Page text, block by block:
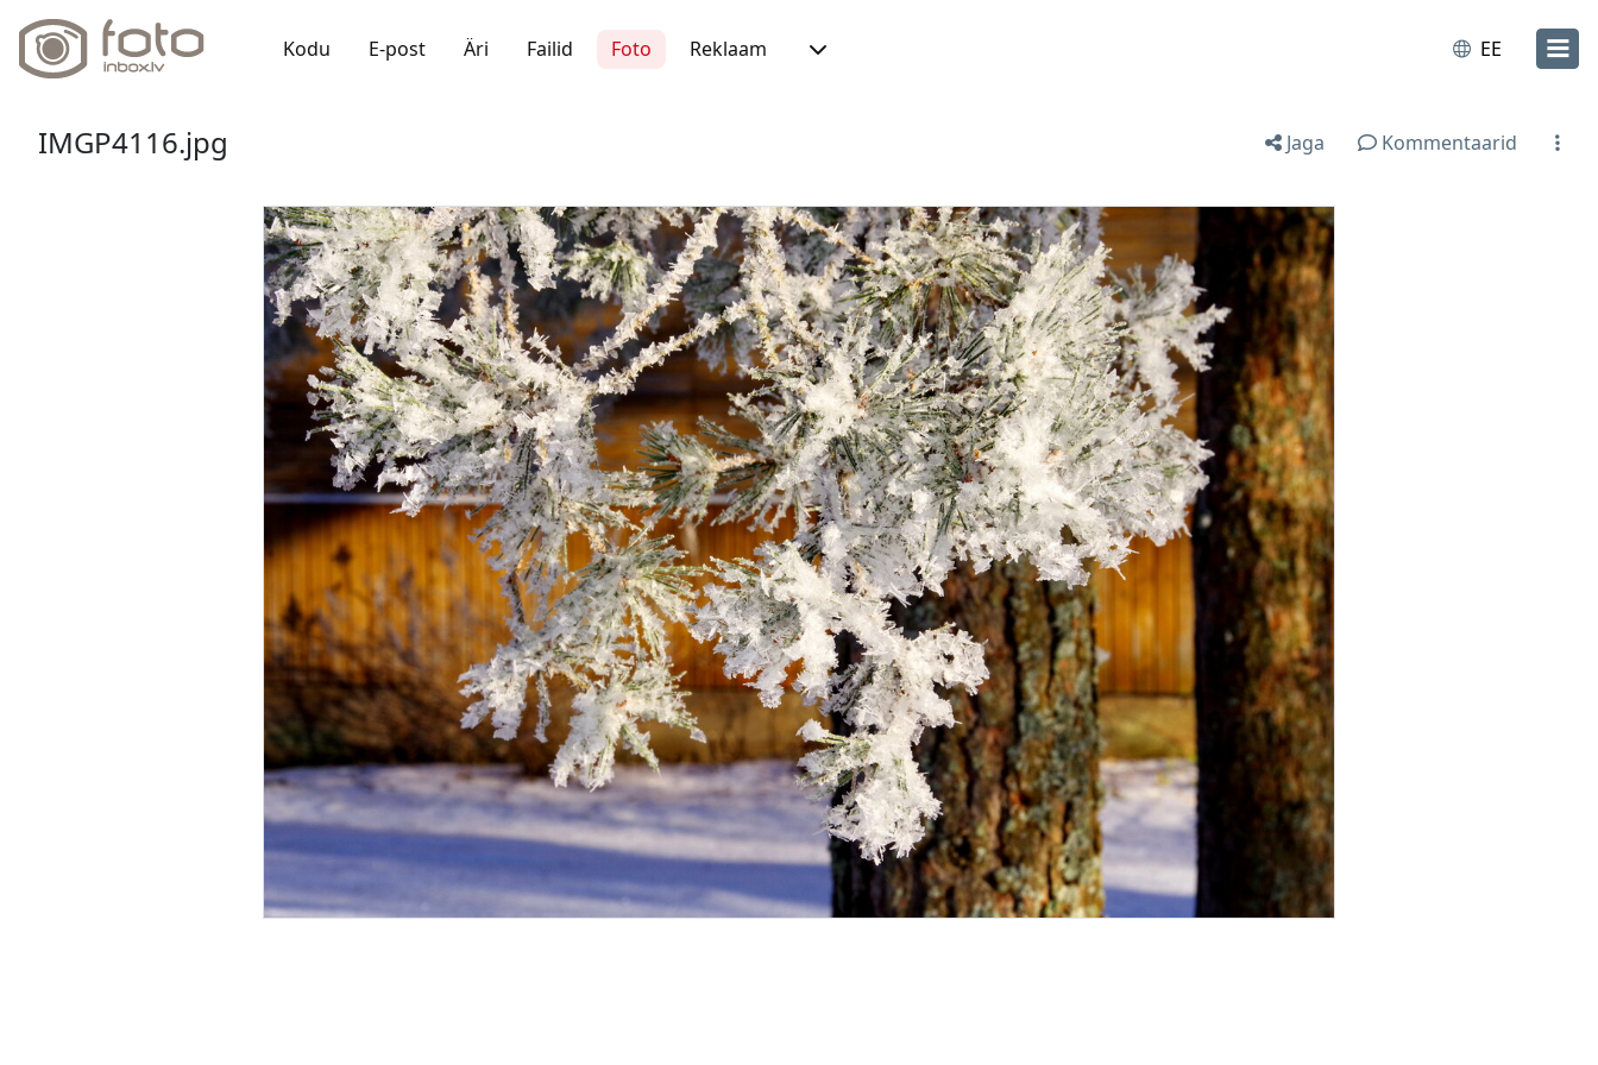
Kodu E-post Äri Failid Foto Reklaam EE
IMGP4116.jpg Jaga Kommentaarid